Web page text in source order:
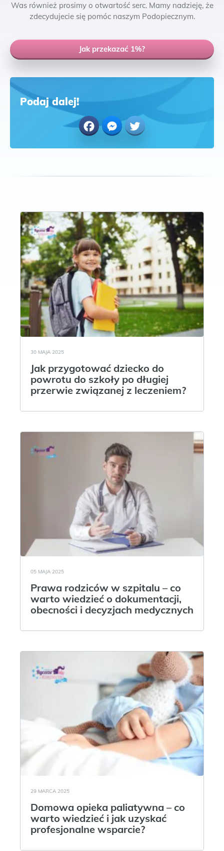
Was również prosimy o otwartość serc. Mamy nadzieję, że
zdecydujecie się pomóc naszym Podopiecznym.
Jak przekazać 1%?
Podaj dalej!
FacebookMessenger
Twitter
30 MAJA 2025
Jak przygotować dziecko do
powrotu do szkoły po długiej
przerwie związanej z leczeniem?
05 MAJA 2025
Prawa rodziców w szpitalu – co
warto wiedzieć o dokumentacji,
obecności i decyzjach medycznych
29 MARCA 2025
Domowa opieka paliatywna – co
warto wiedzieć i jak uzyskać
profesjonalne wsparcie?